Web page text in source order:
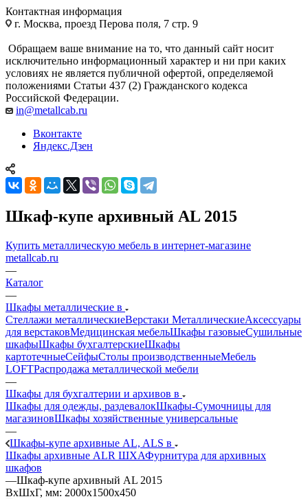
Контактная информация
г. Москва, проезд Перова поля, 7 стр. 9
Обращаем ваше внимание на то, что данный сайт носит
исключительно информационный характер и ни при каких
условиях не является публичной офертой, определяемой
положениями Статьи 437 (2) Гражданского кодекса
Российской Федерации.
in@metallcab.ru
Вконтакте
Яндекс.Дзен
Шкаф-купе архивный AL 2015
Купить металлическую мебель в интернет-магазине
metallcab.ru
—
Каталог
—
Шкафы металлические в
Стеллажи металлическиеВерстаки МеталлическиеАксессуары
для верстаковМедицинская мебельШкафы газовыеСушильные
шкафыШкафы бухгалтерскиеШкафы
картотечныеСейфыСтолы производственныеМебель
LOFTРаспродажа металлической мебели
—
Шкафы для бухгалтерии и архивов в
Шкафы для одежды, раздевалокШкафы-Сумочницы для
магазиновШкафы хозяйственные универсальные
—
Шкафы-купе архивные AL, ALS в
Шкафы архивные ALR ШХАФурнитура для архивных
шкафов
—Шкаф-купе архивный AL 2015
ВхШхГ, мм: 2000x1500x450